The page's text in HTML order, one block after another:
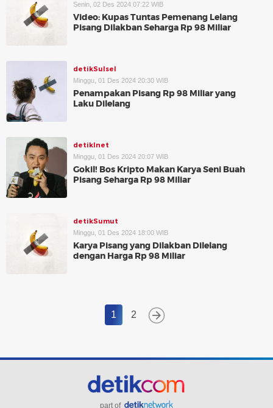
Senin, 02 Des 2024 07:22 WIB
Video: Kupas Tuntas Pemenang Lelang
Pisang Dilakban Seharga Rp 98 Miliar
detikSulsel
Minggu, 01 Des 2024 20:30 WIB
Penampakan Pisang Rp 98 Miliar yang
Laku Dilelang
detikInet
Minggu, 01 Des 2024 20:07 WIB
Gokil! Bos Kripto Makan Karya Seni Buah
Pisang Seharga Rp 98 Miliar
detikSumut
Minggu, 01 Des 2024 18:00 WIB
Karya Pisang yang Dilakban Dilelang
dengan Harga Rp 98 Miliar
1 2
part of